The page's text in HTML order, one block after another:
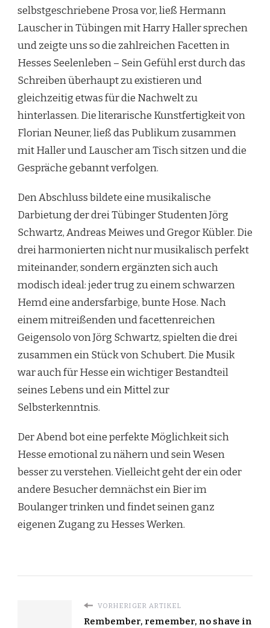
selbstgeschriebene Prosa vor, ließ Hermann
Lauscher in Tübingen mit Harry Haller sprechen
und zeigte uns so die zahlreichen Facetten in
Hesses Seelenleben – Sein Gefühl erst durch das
Schreiben überhaupt zu existieren und
gleichzeitig etwas für die Nachwelt zu
hinterlassen. Die literarische Kunstfertigkeit von
Florian Neuner, ließ das Publikum zusammen
mit Haller und Lauscher am Tisch sitzen und die
Gespräche gebannt verfolgen.
Den Abschluss bildete eine musikalische
Darbietung der drei Tübinger Studenten Jörg
Schwartz, Andreas Meiwes und Gregor Kübler. Die
drei harmonierten nicht nur musikalisch perfekt
miteinander, sondern ergänzten sich auch
modisch ideal: jeder trug zu einem schwarzen
Hemd eine andersfarbige, bunte Hose. Nach
einem mitreißenden und facettenreichen
Geigensolo von Jörg Schwartz, spielten die drei
zusammen ein Stück von Schubert. Die Musik
war auch für Hesse ein wichtiger Bestandteil
seines Lebens und ein Mittel zur
Selbsterkenntnis.
Der Abend bot eine perfekte Möglichkeit sich
Hesse emotional zu nähern und sein Wesen
besser zu verstehen. Vielleicht geht der ein oder
andere Besucher demnächst ein Bier im
Boulanger trinken und findet seinen ganz
eigenen Zugang zu Hesses Werken.
VORHERIGER ARTIKEL
Rembember, remember, no shave in